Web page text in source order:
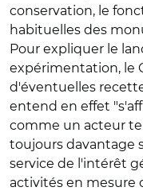
conservation, le
habituelles des
Pour expliquer le
expérimentation, le
d'éventuelles
entend en effet
comme un acteur
toujours davantage
service de l'intérêt
activités en mesure